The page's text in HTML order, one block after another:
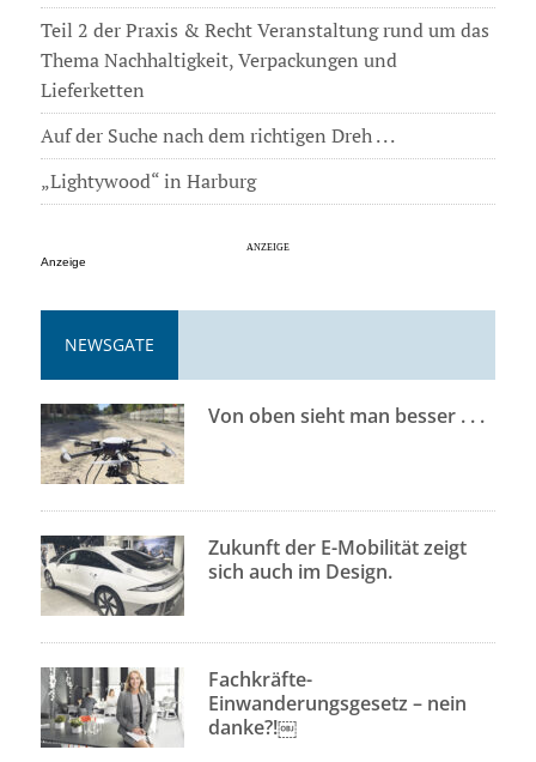
Teil 2 der Praxis & Recht Veranstaltung rund um das
Thema Nachhaltigkeit, Verpackungen und
Lieferketten
Auf der Suche nach dem richtigen Dreh . . .
„Lightywood“ in Harburg
Anzeige
NEWSGATE
Von oben sieht man besser . . .
Zukunft der E-Mobilität zeigt
sich auch im Design.
Fachkräfte-
Einwanderungsgesetz – nein
danke?!￼